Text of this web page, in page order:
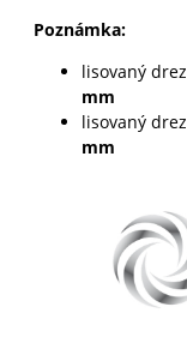
Poznámka:
lisovaný drez
mm
lisovaný drez
mm